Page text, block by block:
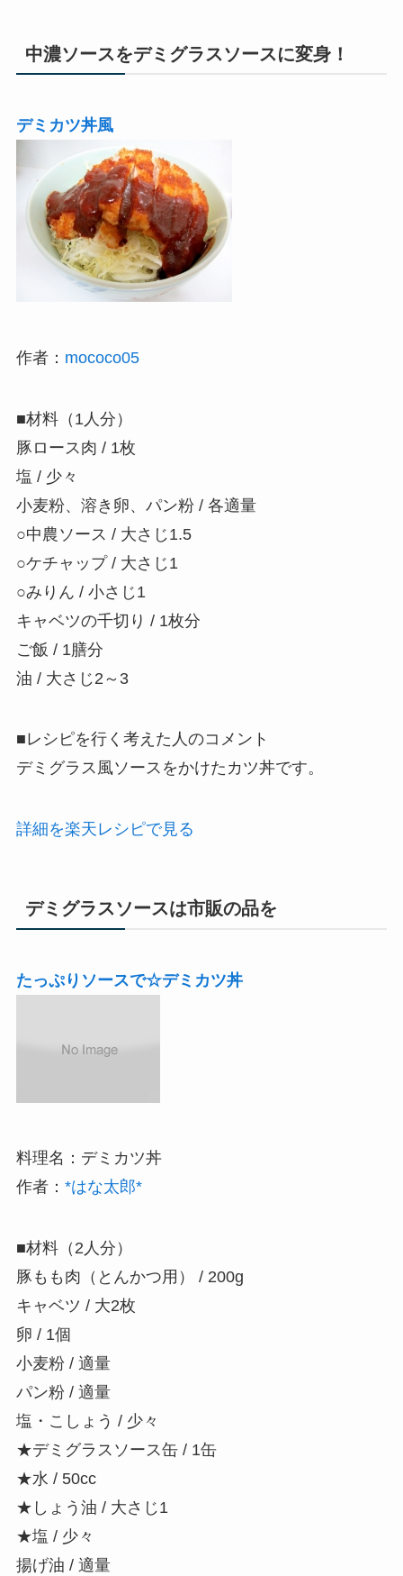
中濃ソースをデミグラスソースに変身！
デミカツ丼風
作者： mococo05
■材料（1人分）
豚ロース肉 / 1枚
塩 / 少々
小麦粉、溶き卵、パン粉 / 各適量
○中農ソース / 大さじ1.5
○ケチャップ / 大さじ1
○みりん / 小さじ1
キャベツの千切り / 1枚分
ご飯 / 1膳分
油 / 大さじ2～3
■レシピを行く考えた人のコメント
デミグラス風ソースをかけたカツ丼です。
詳細を楽天レシピで見る
デミグラスソースは市販の品を
たっぷりソースで☆デミカツ丼
料理名：デミカツ丼
作者： *はな太郎*
■材料（2人分）
豚もも肉（とんかつ用） / 200g
キャベツ / 大2枚
卵 / 1個
小麦粉 / 適量
パン粉 / 適量
塩・こしょう / 少々
★デミグラスソース缶 / 1缶
★水 / 50cc
★しょう油 / 大さじ1
★塩 / 少々
揚げ油 / 適量